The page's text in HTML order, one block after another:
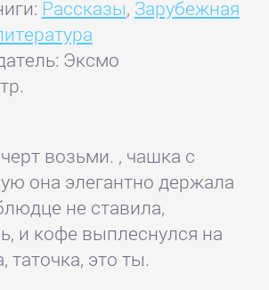
Рассказы, Зарубежная
Эксмо
возьми. , чашка с
она элегантно держала
не ставила,
и кофе выплеснулся на
таточка, это ты.